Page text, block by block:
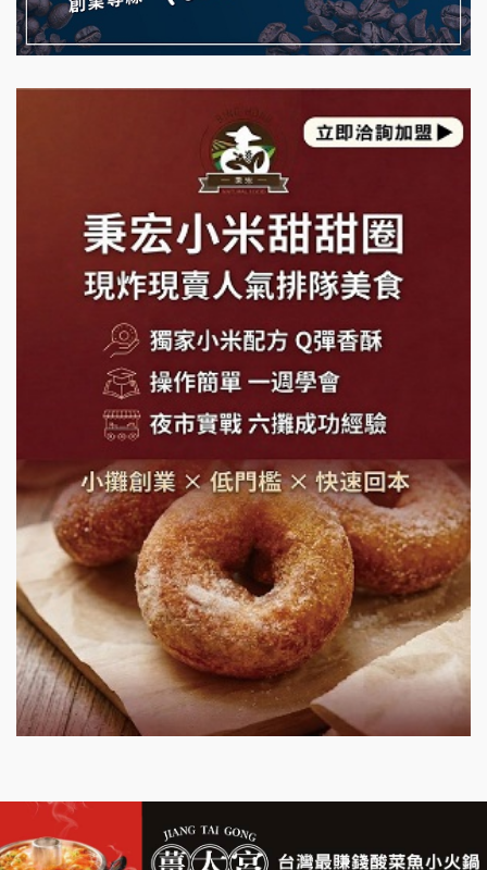
拾鑶火鍋加盟說明會
藍象廷泰式火鍋加盟說明會
莫尼早餐Morni加盟說明會
手作功夫茶加盟說明會
SHARE TEA歇腳亭加盟說明會
潮味決-湯滷專門店加盟說明會
鬍子茶加盟說明會
鮮茶道加盟說明會
微風亭鐵板燒加盟說明會
漫步藍咖啡加盟說明會
明石章魚燒加盟說明會
出櫃加盟說明會
千香漢堡加盟說明會
拉亞漢堡加盟說明會